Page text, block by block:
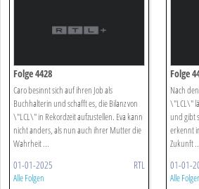
Folge 4428
Caro besinnt sich auf ihren Job als
Buchhalterin und schafft es, die Bilanz von
\"LCL\" in Rekordzeit aufzustellen. Eva kann
nicht anders, als nun auch ihrer Mutter die
Wahrheit ...
01-01-2025 RTL
Alle Folgen
Folge
Nach
\"LCL\"
und gibt
erkennt
Zukunft
01-01-
Alle